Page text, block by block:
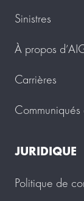
Sinistres
À propos
Carrières
JURIDIQUE
Politique de